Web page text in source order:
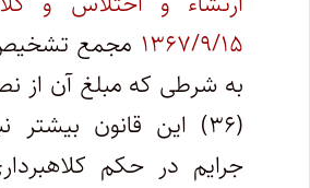
۱۳۶۷/۹/۱۵ مجمع
به شرطی که مبلغ آن از
(۳۶) این قانون بیشتر
جرایم در حکم